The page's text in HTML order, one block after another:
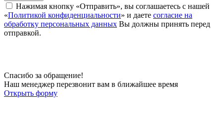
Нажимая кнопку «Отправить», вы соглашаетесь с нашей
«Политикой конфиденциальности» и даете согласие на
обработку персональных данных Вы должны принять перед
отправкой.
Спасибо за обращение!
Наш менеджер перезвонит вам в ближайшее время
Открыть форму